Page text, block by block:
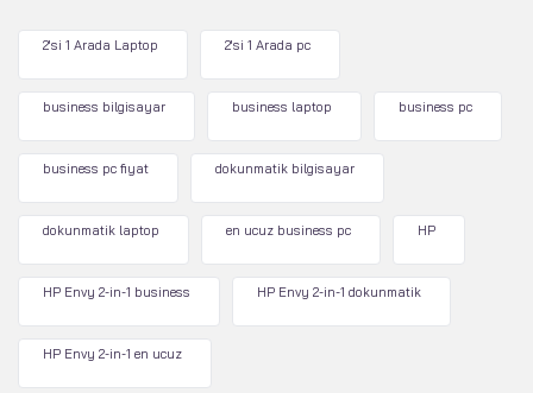
2'si 1 Arada Laptop 2'si 1 Arada pc
business bilgisayar business laptop business pc
business pc fiyat dokunmatik bilgisayar
dokunmatik laptop en ucuz business pc HP
HP Envy 2-in-1 business HP Envy 2-in-1 dokunmatik
HP Envy 2-in-1 en ucuz